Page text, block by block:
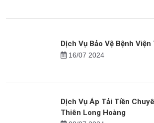
Việc làm cho người trung
Dịch Vụ Bảo Vệ Bệnh Viện